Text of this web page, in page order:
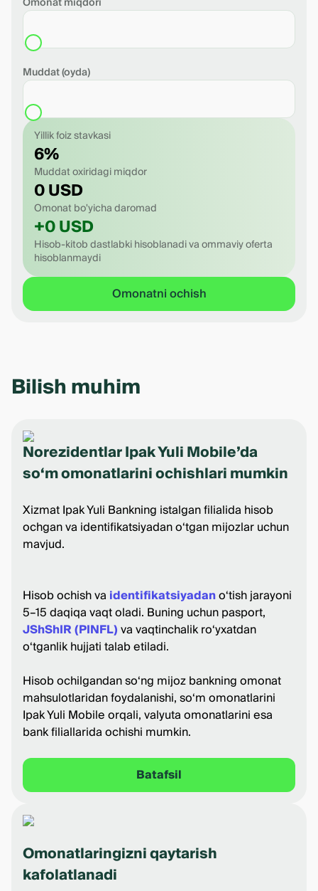
Muddat (oyda)
Yillik foiz stavkasi
6%
Muddat oxiridagi miqdor
0 USD
Omonat bo'yicha daromad
+0 USD
Hisob-kitob dastlabki hisoblanadi va ommaviy oferta
hisoblanmaydi
Omonatni ochish
Bilish muhim
Norezidentlar Ipak Yuli Mobile’da
so‘m omonatlarini ochishlari mumkin
Xizmat Ipak Yuli Bankning istalgan filialida hisob
ochgan va identifikatsiyadan o‘tgan mijozlar uchun
mavjud.
Hisob ochish va identifikatsiyadano‘tish jarayoni
5–15 daqiqa vaqt oladi. Buning uchun pasport,
JShShIR (PINFL)va vaqtinchalik ro‘yxatdan
o‘tganlik hujjati talab etiladi.
Hisob ochilgandan so‘ng mijoz bankning omonat
mahsulotlaridan foydalanishi, so‘m omonatlarini
Ipak Yuli Mobile orqali, valyuta omonatlarini esa
bank filiallarida ochishi mumkin.
Batafsil
Omonatlaringizni qaytarish
kafolatlanadi